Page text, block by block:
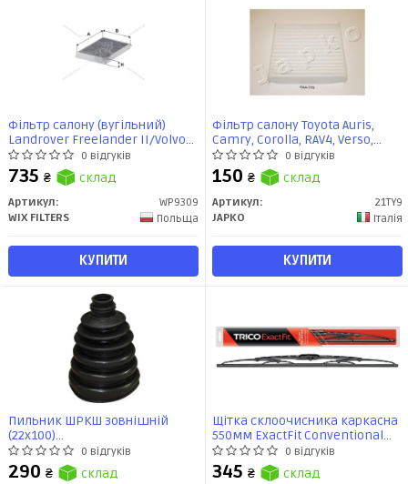
Фільтр салону (вугільний)
Landrover Freelander II/Volvo
S60 II/V60, S80 II, V70 II, XC60,
XC70 II (WP9309) WIX
0 відгуків
735 ₴ склад
Артикул:
WP9309
WIX FILTERS
Польща
КУПИТИ
Фільтр салону Toyota Auris,
Camry, Corolla, RAV4, Verso,
Yaris/Subaru Outback,
Legasy/Lexus GS, LS, LX (21TY9)
JAPKO
0 відгуків
150 ₴ склад
Артикул:
21TY9
JAPKO
Італія
КУПИТИ
Пильник ШРКШ зовнішній
(22x100)
BMW/Chevrolet/Citroen/Dacia/Fiat/Ford/Hyundai/Kia/Lada/
(32218) Asam
0 відгуків
290 ₴ склад
Щітка склоочисника каркасна
550мм ExactFit Сonventional
(EF550) TRICO0 відгуків
345 ₴ склад